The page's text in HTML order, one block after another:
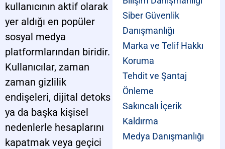
kullanıcının aktif olarak
yer aldığı en popüler
sosyal medya
platformlarından biridir.
Kullanıcılar, zaman
zaman gizlilik
endişeleri, dijital detoks
ya da başka kişisel
nedenlerle hesaplarını
kapatmak veya geçici
Siber Güvenlik
Danışmanlığı
Marka ve Telif Hakkı
Koruma
Tehdit ve Şantaj
Önleme
Sakıncalı İçerik
Kaldırma
Medya Danışmanlığı